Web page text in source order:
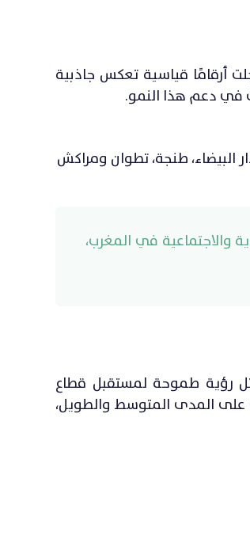
غير مسبوقة، حيث سجلت أرقامًا قياسية تعكس جاذبية
في دعم هذا النمو.
البيضاء، طنجة، تطوان ومراكش
والاجتماعية في المغرب،
خلال سنة 2024 استراتيجية “مطارات 2030″، التي تمثل رؤية طموحة لمستقبل قطاع
على المدى المتوسط والطويل،